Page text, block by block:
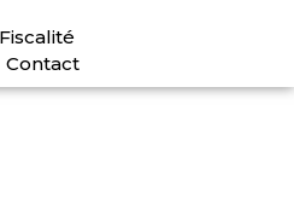
Contact